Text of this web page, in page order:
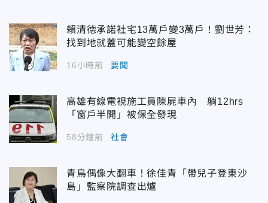
賴清德承諾社宅13萬戶變3萬戶！劉世芳：
找到地就蓋可能變空餘屋
16小時前 要聞
高雄有線電視施工員陳屍車內 躺12hrs
「窗戶半開」被保全發現
58分鐘前 社會
青鳥偶像大翻車！徐佳青「帶兒子登東沙
島」監察院調查出爐